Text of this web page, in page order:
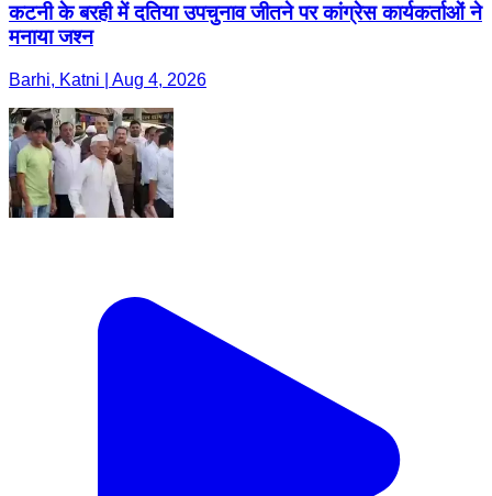
कटनी के बरही में दतिया उपचुनाव जीतने पर कांग्रेस कार्यकर्ताओं ने
मनाया जश्न
Barhi, Katni | Aug 4, 2026